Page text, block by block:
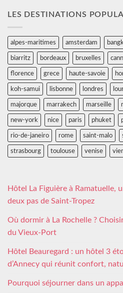
LES DESTINATIONS
alpes-maritimes amsterdam
biarritz bordeaux bruxelles
florence grece haute-savoie
koh-samui lisbonne londres
majorque marrakech marseille
new-york nice paris phuket
rio-de-janeiro rome saint-malo
strasbourg toulouse venise
Hôtel La Figuière à Ramatuelle,
deux pas de Saint-Tropez
Où dormir à La Rochelle ?
du Vieux-Port
Hôtel Beauregard : un hôtel 3
d’Annecy qui réunit confort,
Pourquoi séjourner dans un